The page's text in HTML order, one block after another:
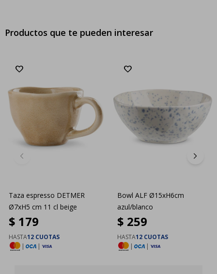
Productos que te pueden interesar
Taza espresso DETMER
Ø7xH5 cm 11 cl beige
$ 179
HASTA12 CUOTAS
|
|
Bowl ALF Ø15xH6cm
azul/blanco
$ 259
HASTA12 CUOTAS
|
|